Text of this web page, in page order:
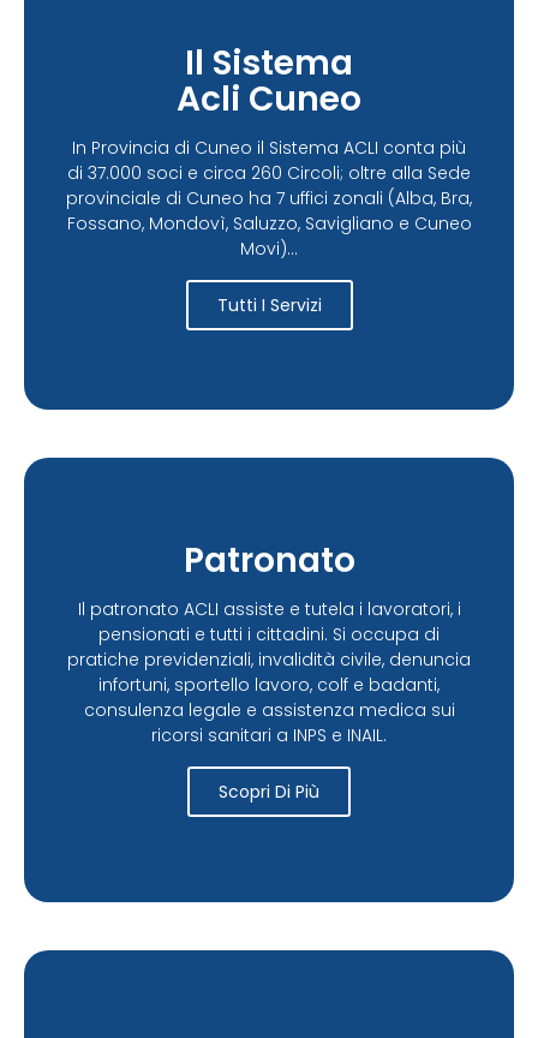
Il Sistema
Acli Cuneo
In Provincia di Cuneo il Sistema ACLI conta più
di 37.000 soci e circa 260 Circoli; oltre alla Sede
provinciale di Cuneo ha 7 uffici zonali (Alba, Bra,
Fossano, Mondovì, Saluzzo, Savigliano e Cuneo
Movi)...
Tutti I Servizi
Patronato
Il patronato ACLI assiste e tutela i lavoratori, i
pensionati e tutti i cittadini. Si occupa di
pratiche previdenziali, invalidità civile, denuncia
infortuni, sportello lavoro, colf e badanti,
consulenza legale e assistenza medica sui
ricorsi sanitari a INPS e INAIL.
Scopri Di Più